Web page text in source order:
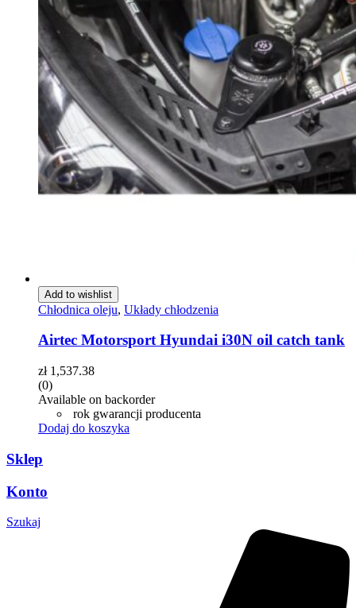
Add to wishlist
Chłodnica oleju, Układy chłodzenia
Airtec Motorsport Hyundai i30N oil catch tank
zł1,537.38
(0)
Available on backorder
rok gwarancji producenta
Dodaj do koszyka
Sklep
Konto
Szukaj